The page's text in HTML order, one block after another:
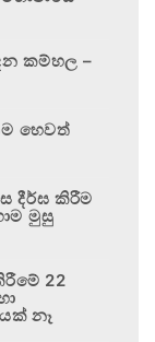
කම්හල –
හෙවත්
දීර්ඝ කිරීම
මුසු
22
නෑ